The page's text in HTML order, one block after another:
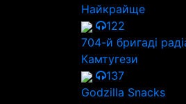
Найкрайще
122
704-й бригаді
Камтугези
137
Godzilla Snacks